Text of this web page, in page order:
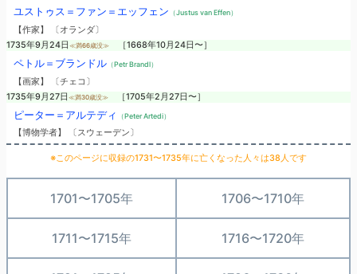
ユストゥス＝ファン＝エッフェン （Justus van Effen）
【作家】 〔オランダ〕
1735年9月24日 ≪満66歳没≫ ［1668年10月24日〜］
ペトル＝ブランドル（Petr Brandl）
【画家】 〔チェコ〕
1735年9月27日 ≪満30歳没≫ ［1705年2月27日〜］
ピーター＝アルテディ （Peter Artedi）
【博物学者】 〔スウェーデン〕
※このページに収録の1731〜1735年に亡くなった人々は38人です
1701〜1705年 1706〜1710年
1711〜1715年 1716〜1720年